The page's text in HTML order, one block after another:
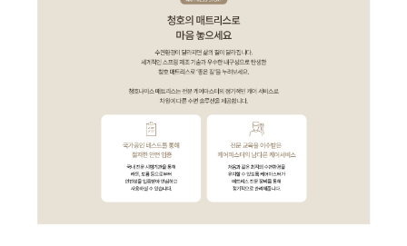
WF-55S9600M | 56,900
WF-60C9600M | 53,900